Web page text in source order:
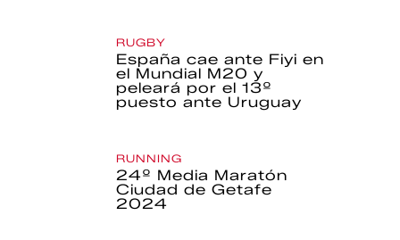
RUGBY
España cae ante Fiyi en
el Mundial M20 y
peleará por el 13º
puesto ante Uruguay
RUNNING
24º Media Maratón
Ciudad de Getafe
2024